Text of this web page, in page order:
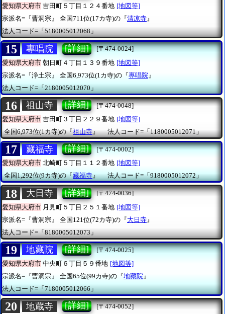
愛知県大府市 吉田町５丁目１２４番地 [地図等]
宗派名=『曹洞宗』
全国711位(17カ寺)の『清凉寺』
法人コード=「5180005012068」
15 專唱院 [詳細]
[〒474-0024]
愛知県大府市 朝日町４丁目１３９番地 [地図等]
宗派名=『浄土宗』
全国6,973位(1カ寺)の『專唱院 』
法人コード=「2180005012070」
16 祖山寺 [詳細]
[〒474-0048]
愛知県大府市 吉田町３丁目２２９番地 [地図等]
全国6,973位(1カ寺)の『祖山寺』 法人コード=「1180005012071」
17 藏福寺 [詳細]
[〒474-0002]
愛知県大府市 北崎町５丁目１１２番地 [地図等]
全国1,292位(9カ寺)の『藏福寺』 法人コード=「9180005012072」
18 大日寺 [詳細]
[〒474-0036]
愛知県大府市 月見町５丁目２５１番地 [地図等]
宗派名=『曹洞宗』
全国121位(72カ寺)の『大日寺 』
法人コード=「8180005012073」
19 地藏院 [詳細]
[〒474-0025]
愛知県大府市 中央町６丁目５９番地 [地図等]
宗派名=『曹洞宗』
全国65位(99カ寺)の『地藏院 』
法人コード=「7180005012066」
20 地蔵寺 [詳細]
[〒474-0052]